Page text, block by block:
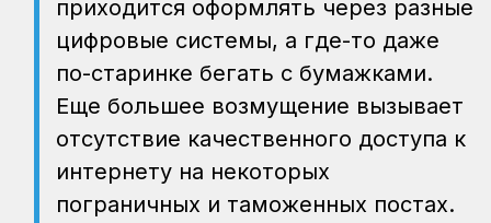
приходится оформлять через разные
цифровые системы, а где-то даже
по-старинке бегать с бумажками.
Еще большее возмущение вызывает
отсутствие качественного доступа к
интернету на некоторых
пограничных и таможенных постах.